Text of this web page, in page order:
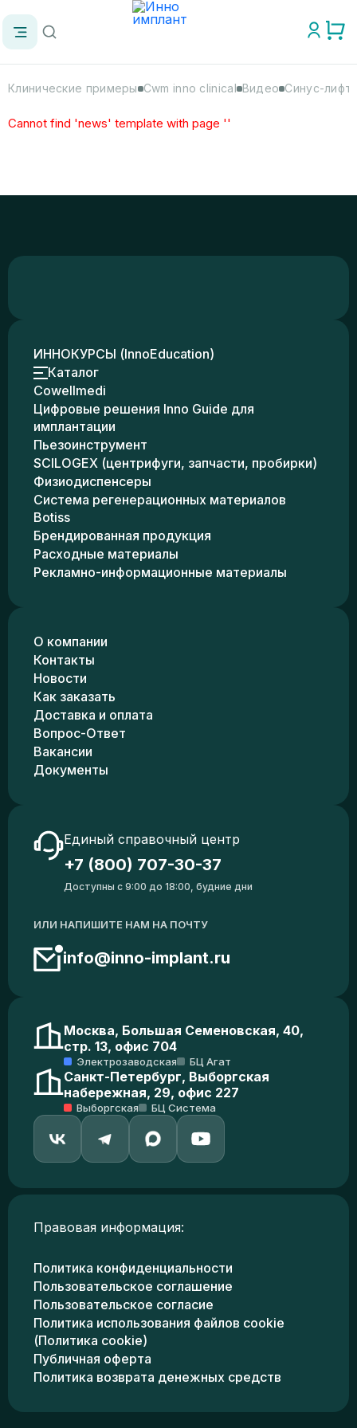
Клинические примеры Cwm inno clinical Видео Синус-
Cannot find 'news' template with page ''
ИННОКУРСЫ (InnoEducation)
Каталог
Cowellmedi
Цифровые решения Inno Guide для
имплантации
Пьезоинструмент
SCILOGEX (центрифуги, запчасти, пробирки)
Физиодиспенсеры
Система регенерационных материалов
Botiss
Брендированная продукция
Расходные материалы
Рекламно-информационные материалы
О компании
Контакты
Новости
Как заказать
Доставка и оплата
Вопрос-Ответ
Вакансии
Документы
Единый справочный центр
+7 (800) 707-30-37
Доступны с 9:00 до 18:00, будние дни
ИЛИ НАПИШИТЕ НАМ НА ПОЧТУ
info@inno-implant.ru
Москва, Большая Семеновская, 40,
стр. 13, офис 704
Электрозаводская БЦ Агат
Санкт-Петербург, Выборгская
набережная, 29, офис 227
Выборгская БЦ Система
Правовая информация:
Политика конфиденциальности
Пользовательское соглашение
Пользовательское согласие
Политика использования файлов cookie
(Политика cookie)
Публичная оферта
Политика возврата денежных средств